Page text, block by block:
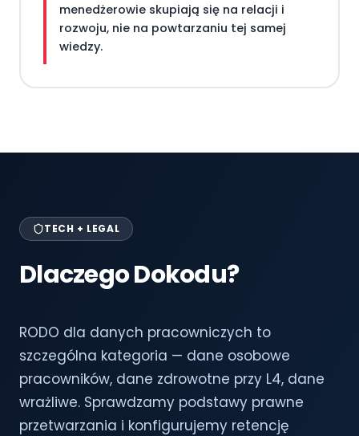
menedżerowie skupiają się na relacji i
rozwoju, nie na powtarzaniu tej samej
wiedzy.
TECH + LEGAL
Dlaczego Dokodu?
RODO dla danych pracowniczych to
szczególna kategoria — dane osobowe
pracowników, dane zdrowotne przy L4, dane
wrażliwe. Sprawdzamy podstawy prawne
przetwarzania i konfigurujemy retencję